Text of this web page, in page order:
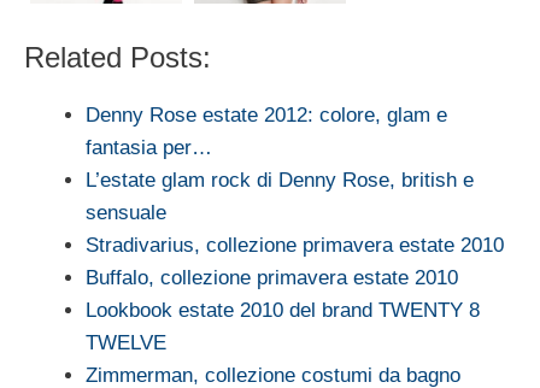
Related Posts:
Denny Rose estate 2012: colore, glam e
fantasia per…
L’estate glam rock di Denny Rose, british e
sensuale
Stradivarius, collezione primavera estate 2010
Buffalo, collezione primavera estate 2010
Lookbook estate 2010 del brand TWENTY 8
TWELVE
Zimmerman, collezione costumi da bagno